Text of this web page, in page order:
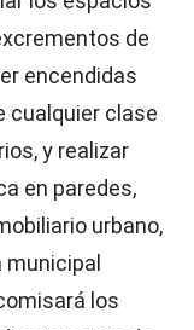
de
encendidas
cualquier clase
y realizar
en paredes,
urbano,
los